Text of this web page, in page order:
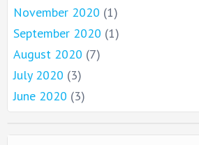
November 2020 (1)
September 2020 (1)
August 2020 (7)
July 2020 (3)
June 2020 (3)